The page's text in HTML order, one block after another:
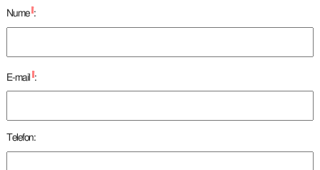
Nume :
E-mail :
Telefon: